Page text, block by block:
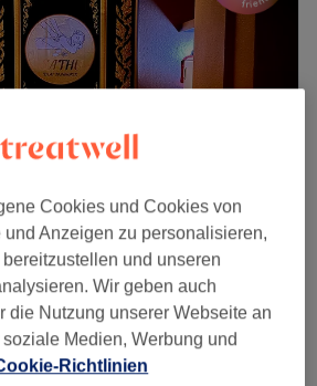
Bewertungen
Auf Karte anzeigen
ab
Cookies und Cookies von
und Anzeigen zu personalisieren,
und unseren
Wir geben auch
die Nutzung unserer Webseite an
Medien, Werbung und
Richtlinien